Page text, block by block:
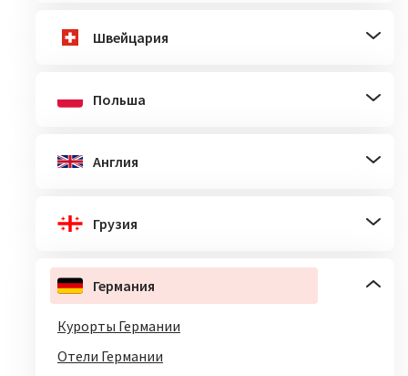
Швейцария
Польша
Англия
Грузия
Германия
Курорты Германии
Отели Германии